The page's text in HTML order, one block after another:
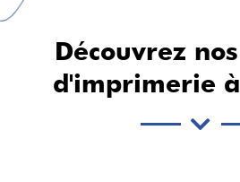
Découvrez
d'imprimerie